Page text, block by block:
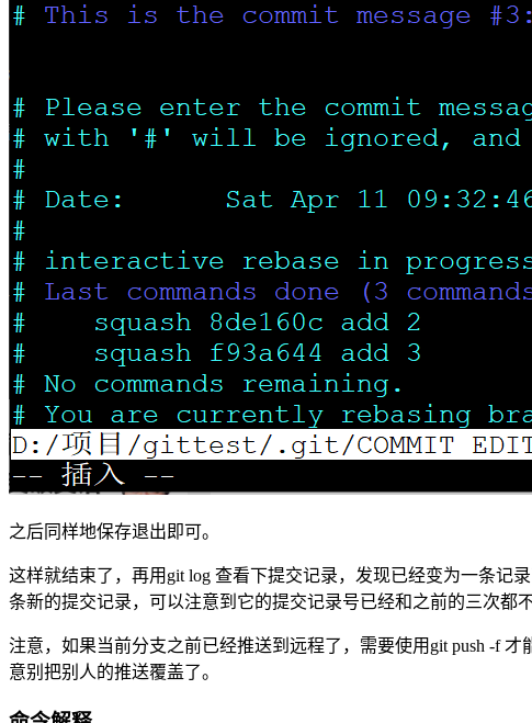
之后同样地保存退出即可。
这样就结束了，再用git log 查看下提交记录，发现已经变为一条记
条新的提交记录，可以注意到它的提交记录号已经和之前的三次都不
注意，如果当前分支之前已经推送到远程了，需要使用git push -f
意别把别人的推送覆盖了。